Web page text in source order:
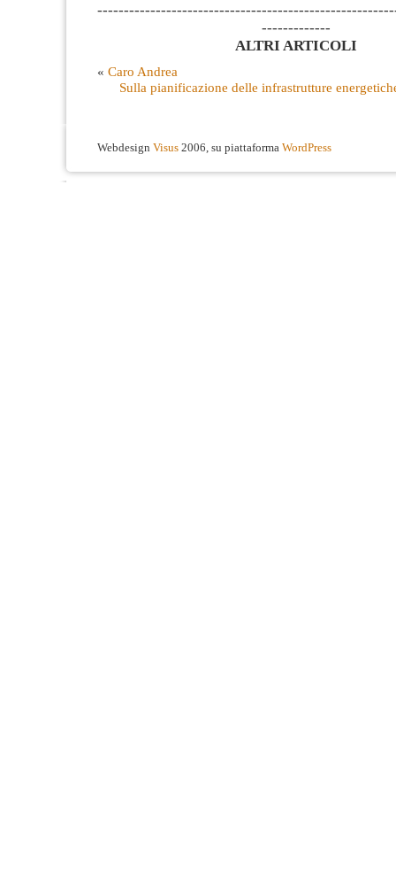
-------------
ALTRI ARTICOLI
« Caro Andrea
Sulla pianificazione delle infrastrutture
Webdesign Visus 2006, su piattaforma WordPress